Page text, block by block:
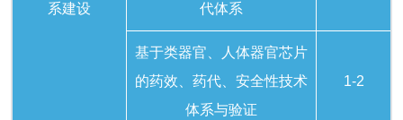
系建设
代体系
基于类器官、人体器官芯片
的药效、药代、安全性技术
体系与验证
1-2